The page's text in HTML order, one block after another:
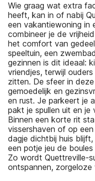
Wie graag wat extra
heeft, kan in of nabij
een vakantiewoning in
combineer je de
het comfort van
speeltuin, een
gezinnen is dit ideaal:
vriendjes, terwijl
zitten. De sfeer in
gemoedelijk en
en rust. Je parkeert je
pakt je spullen uit en
Binnen een korte rit
vissershaven of op
dagje dichtbij huis
een potje jeu de
Zo wordt Quettreville-
ontspannen, zorgeloze